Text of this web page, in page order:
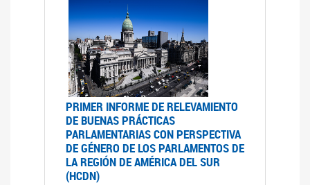
PRIMER INFORME DE RELEVAMIENTO
DE BUENAS PRÁCTICAS
PARLAMENTARIAS CON PERSPECTIVA
DE GÉNERO DE LOS PARLAMENTOS DE
LA REGIÓN DE AMÉRICA DEL SUR
(HCDN)